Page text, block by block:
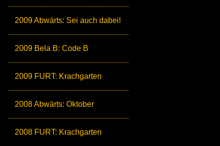
2009 Abwärts: Sei auch dabei!
2009 Bela B: Code B
2009 FURT: Krachgarten
2008 Abwärts: Oktober
2008 FURT: Krachgarten